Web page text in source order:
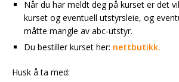
Når du har meldt deg på kurset er det
kurset og eventuell utstyrsleie, og
måtte mangle av abc-utstyr.
Du bestiller kurset her: nettbutikk.
Husk å ta med: